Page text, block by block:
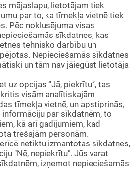
mājaslapu, lietotājam tiek
par to, ka tīmekļa vietnē tiek
Pēc noklusējuma visas
sīkdatnes, kas
tehnisko darbību un
Nepieciešamās sīkdatnes
un tām nav jāiegūst lietotāja
uz opcijas “Jā, piekrītu”, tas
visām analītiskajām
tīmekļa vietnē, un apstiprinās,
informāciju par sīkdatnēm, to
kā arī gadījumiem, kad
trešajām personām.
netiktu izmantotas sīkdatnes,
"Nē, nepiekrītu". Jūs varat
izņemot nepieciešamās